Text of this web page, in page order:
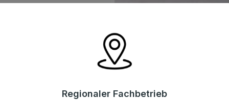
Regionaler Fachbetrieb